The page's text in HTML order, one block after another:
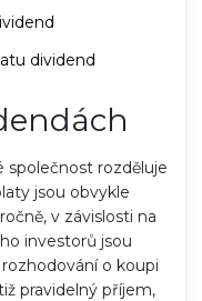
dividend
společnost rozděluje
jsou obvykle
v závislosti na
investorů jsou
o koupi
pravidelný příjem,